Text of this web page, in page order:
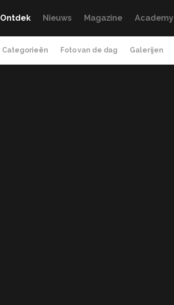
Ontdek Nieuws Magazine Academy
Categorieën Foto van de dag Galerijen